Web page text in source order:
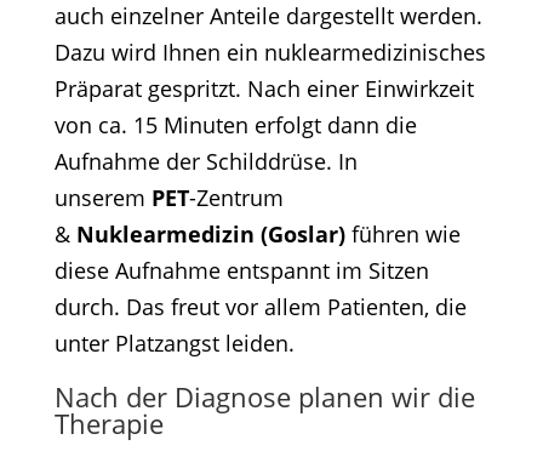
auch einzelner Anteile dargestellt werden.
Dazu wird Ihnen ein nuklearmedizinisches
Präparat gespritzt. Nach einer Einwirkzeit
von ca. 15 Minuten erfolgt dann die
Aufnahme der Schilddrüse. In
unserem PET-Zentrum
& Nuklearmedizin (Goslar) führen wie
diese Aufnahme entspannt im Sitzen
durch. Das freut vor allem Patienten, die
unter Platzangst leiden.
Nach der Diagnose planen wir die
Therapie